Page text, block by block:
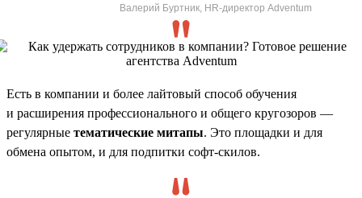
Валерий Буртник, HR-директор Adventum
Есть в компании и более лайтовый способ обучения
и расширения профессионального и общего кругозоров —
регулярные тематические митапы. Это площадки и для
обмена опытом, и для подпитки софт-скилов.